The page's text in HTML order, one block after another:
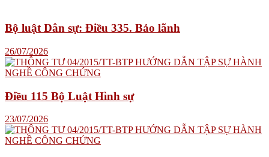
Bộ luật Dân sự: Điều 335. Bảo lãnh
26/07/2026
Điều 115 Bộ Luật Hình sự
23/07/2026